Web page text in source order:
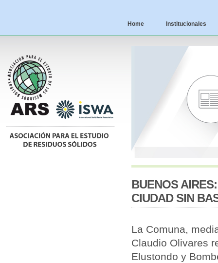
Home Institucionales
BUENOS
CIUDAD SIN
La Comuna,
Claudio Olivares
Elustondo y